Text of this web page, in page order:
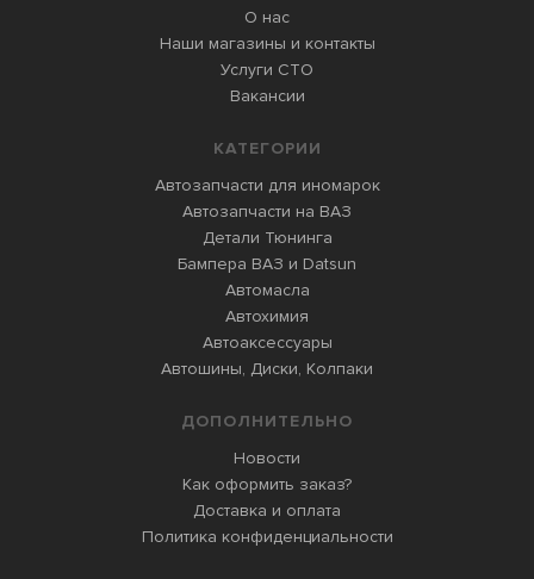
О нас
Наши магазины и контакты
Услуги СТО
Вакансии
КАТЕГОРИИ
Автозапчасти для иномарок
Автозапчасти на ВАЗ
Детали Тюнинга
Бампера ВАЗ и Datsun
Автомасла
Автохимия
Автоаксессуары
Автошины, Диски, Колпаки
ДОПОЛНИТЕЛЬНО
Новости
Как оформить заказ?
Доставка и оплата
Политика конфиденциальности